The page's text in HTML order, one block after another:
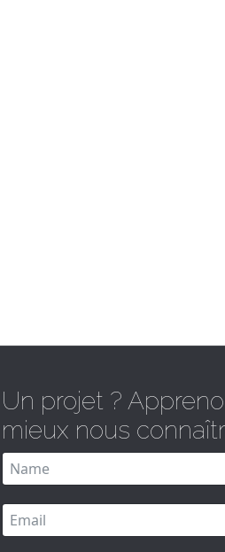
Un projet ?
mieux nous